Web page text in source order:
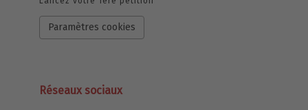
Paramètres cookies
Réseaux sociaux